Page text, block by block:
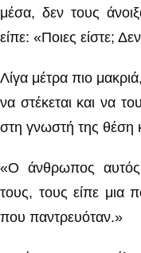
μέσα, δεν τους
είπε: «Ποιες είστε;
Λίγα μέτρα πιο
να στέκεται και να
στη γνωστή της θέση
«Ο άνθρωπος
τους, τους είπε μια
που παντρευόταν.»